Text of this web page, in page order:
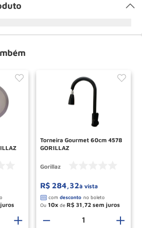
＋
Torneira Gourmet 60cm 4578
GORILLAZ
Gorillaz
R$ 284,32à vista
Ou 10 de R$ 31,72
＋
－